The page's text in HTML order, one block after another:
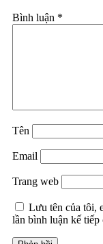
Bình luận *
Tên
Email
Trang web
Lưu tên của tôi,
lần bình luận kế tiếp